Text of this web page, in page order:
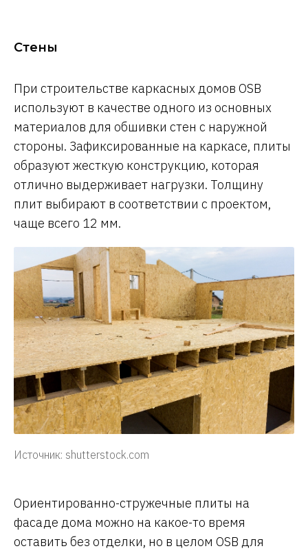
Стены
При строительстве каркасных домов OSB
используют в качестве одного из основных
материалов для обшивки стен с наружной
стороны. Зафиксированные на каркасе, плиты
образуют жесткую конструкцию, которая
отлично выдерживает нагрузки. Толщину
плит выбирают в соответствии с проектом,
чаще всего 12 мм.
Источник: shutterstock.com
Ориентированно-стружечные плиты на
фасаде дома можно на какое-то время
оставить без отделки, но в целом OSB для